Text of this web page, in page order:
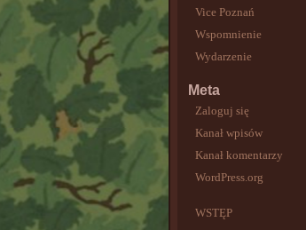
Vice Poznań
Wspomnienie
Wydarzenie
Meta
Zaloguj się
Kanał wpisów
Kanał komentarzy
WordPress.org
WSTĘP